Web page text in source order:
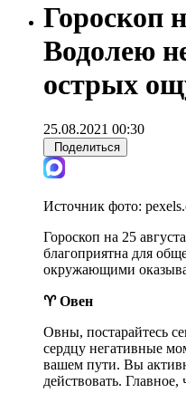
Гороскоп
Водолею
острых
25.08.2021 00:30
Поделиться
Источник фото:
Гороскоп на 25
благоприятна для
окружающими
♈ Овен
Овны, постарайтесь
сердцу негативные
вашем пути. Вы
действовать. Главное,